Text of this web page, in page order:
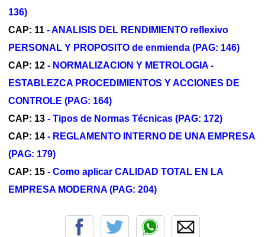
136)
CAP: 11 - ANALISIS DEL RENDIMIENTO reflexivo
PERSONAL Y PROPOSITO de enmienda (PAG: 146)
CAP: 12 - NORMALIZACION Y METROLOGIA -
ESTABLEZCA PROCEDIMIENTOS Y ACCIONES DE
CONTROLE (PAG: 164)
CAP: 13 - Tipos de Normas Técnicas (PAG: 172)
CAP: 14 - REGLAMENTO INTERNO DE UNA EMPRESA
(PAG: 179)
CAP: 15 - Como aplicar CALIDAD TOTAL EN LA
EMPRESA MODERNA (PAG: 204)